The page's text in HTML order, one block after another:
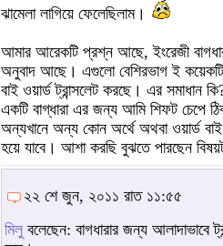
ঝামেলা লাগিয়ে ফেলেছিলাম।
আমার আরেকটি প্রশ্ন আছে, ইংরেজী
অনুবাদ আছে। এগুলো বেশিরভাগ ই কয়েকটি
বাই ওয়ার্ড ট্রান্সলেট করছে। এর সমাধান
একটি বাগ্ধারা এর জন্য আমি শিফট চেপে
অন্যখানে অন্য কোন অর্থে অথবা ওয়ার্ড
হয়ে যাবে। আশা করছি বুঝতে পারছেন
২২ শে জুন, ২০১১ রাত ১১:৫৫
মিলু বলেছেন: বাগধারার জন্য আলাদাভাবে